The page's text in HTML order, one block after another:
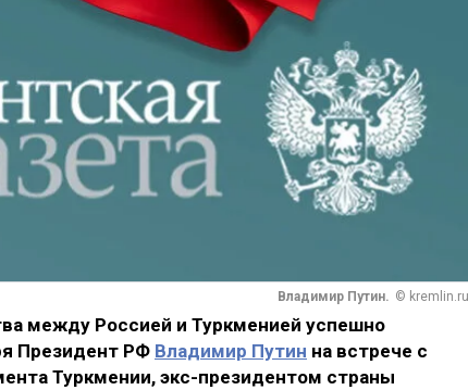
Владимир Путин. © kremlin.ru
между Россией и Туркменией успешно
Президент РФ Владимир Путин на встрече с
Туркмении, экс-президентом страны